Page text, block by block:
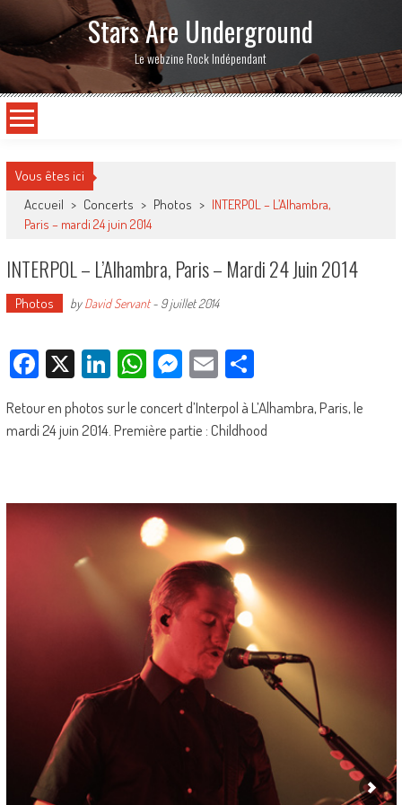
Stars Are Underground
Le webzine Rock Indépendant
Vous êtes ici
Accueil > Concerts > Photos > INTERPOL – L’Alhambra,
Paris – mardi 24 juin 2014
INTERPOL – L’Alhambra, Paris – Mardi 24 Juin 2014
Photos byDavid Servant- 9 juillet 2014
Facebook
X LinkedIn
WhatsApp
Messenger
EmailPartager
Retour en photos sur le concert d’Interpol à L’Alhambra, Paris, le
mardi 24 juin 2014. Première partie : Childhood